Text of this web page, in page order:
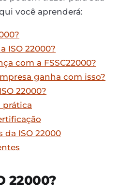
você aprenderá:
ISO 22000?
com a FSSC22000?
ganha com isso?
22000?
prática
da ISO 22000
22000?